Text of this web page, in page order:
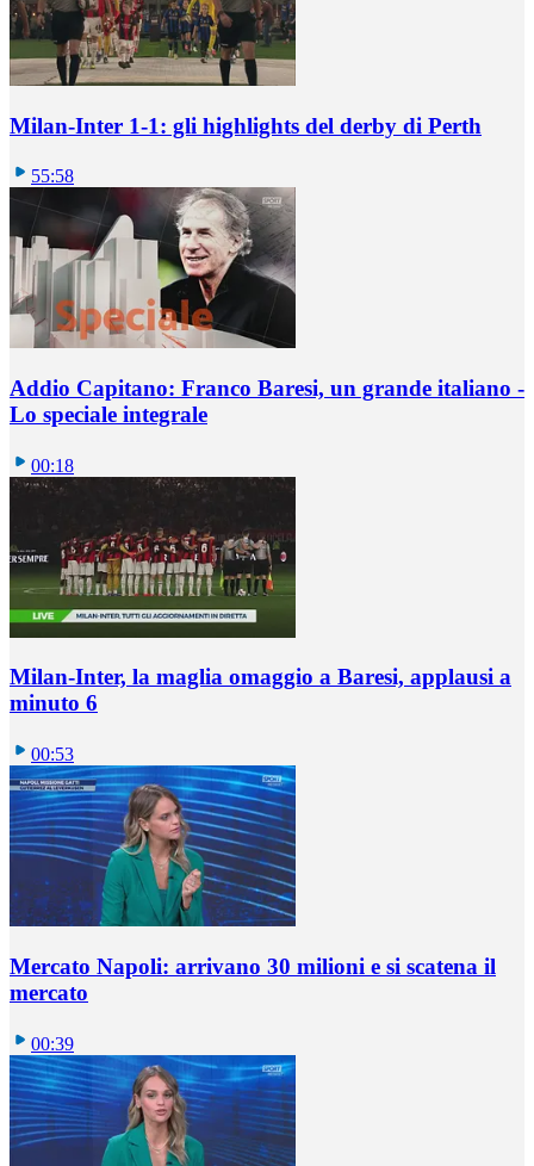
Milan-Inter 1-1: gli highlights del derby di Perth
55:58
Addio Capitano: Franco Baresi, un grande italiano -
Lo speciale integrale
00:18
Milan-Inter, la maglia omaggio a Baresi, applausi a
minuto 6
00:53
Mercato Napoli: arrivano 30 milioni e si scatena il
mercato
00:39